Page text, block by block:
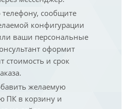
сообщите
конфигурации
ваши персональные
оформит
стоимость и срок
желаемую
ПК в корзину и